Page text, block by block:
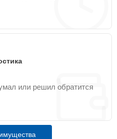
или решил обратится